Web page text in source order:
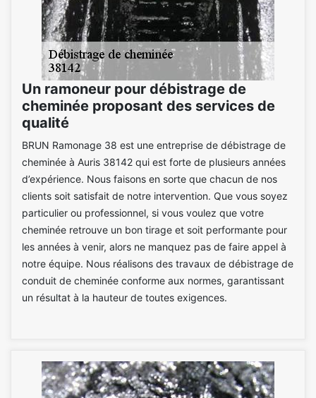
Un ramoneur pour débistrage de
cheminée proposant des services de
qualité
BRUN Ramonage 38 est une entreprise de débistrage de
cheminée à Auris 38142 qui est forte de plusieurs années
d’expérience. Nous faisons en sorte que chacun de nos
clients soit satisfait de notre intervention. Que vous soyez
particulier ou professionnel, si vous voulez que votre
cheminée retrouve un bon tirage et soit performante pour
les années à venir, alors ne manquez pas de faire appel à
notre équipe. Nous réalisons des travaux de débistrage de
conduit de cheminée conforme aux normes, garantissant
un résultat à la hauteur de toutes exigences.